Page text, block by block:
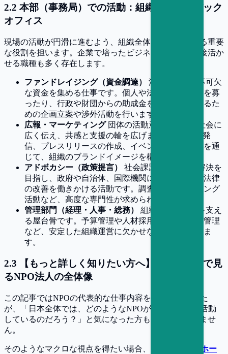
2.2 本部（事務局）での活動：組織を支えるバック
オフィス
現場の活動が円滑に進むよう、組織全体の運営を支える重要
な役割を担います。企業で培ったビジネススキルを直接活か
せる職種も多く存在します。
ファンドレイジング（資金調達）
活動の継続に不可欠
な資金を集める仕事です。個人や法人からの寄付を募
ったり、行政や財団からの助成金を獲得したりするた
めの企画立案や渉外活動を行います。
広報・マーケティング団体の活動意義や成果を社会に
広く伝え、共感と支援の輪を広げます。SNSでの発
信、プレスリリースの作成、イベントの企画などを通
じて、組織のブランドイメージを構築します。
アドボカシー（政策提言）
社会課題の根本的な解決を
目指し、政府や自治体、国際機関に対して制度や法律
の改善を働きかける活動です。調査研究やロビイング
活動など、高度な専門性が求められます。
管理部門（経理・人事・総務）
組織運営の基盤を支え
る屋台骨です。予算管理や人材採用・育成、労務管理
など、安定した組織運営に欠かせない業務を担いま
す。
2.3
【もっと詳しく知りたい方へ】公的データで見
るNPO法人の全体像
この記事ではNPOの代表的な仕事内容をご紹介しました
が、「日本全体では、どのようなNPOが、どれくらい活動
しているのだろう？」と気になった方もいるかもしれませ
ん。
そのようなマクロな視点を得たい場合、
内閣府のNPOホー